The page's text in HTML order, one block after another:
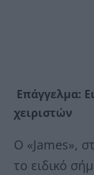
Επάγγελμα:
χειριστών
Ο «James»,
το ειδικό